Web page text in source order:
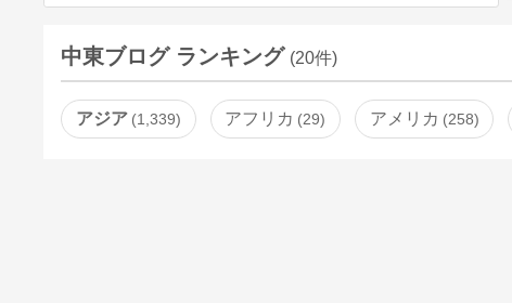
中東ブログ ランキング (20件)
アジア 1,339 アフリカ 29 アメリカ 258